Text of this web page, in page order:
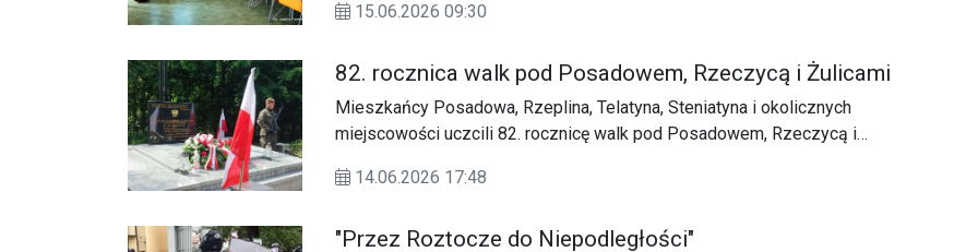
projektu „Droga do rodziny. Od kandydata do rodzica adopcyjnego”,
Społecznej w Lublinie.
15.06.2026 09:30
82. rocznica walk pod Posadowem, Rzeczycą i Żulicami
Mieszkańcy Posadowa, Rzeplina, Telatyna, Steniatyna i okolicznych
miejscowości uczcili 82. rocznicę walk pod Posadowem, Rzeczycą i
14.06.2026 17:48
"Przez Roztocze do Niepodległości"